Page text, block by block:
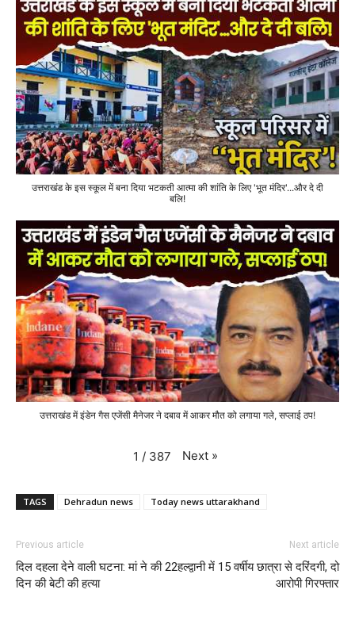
उत्तराखंड के इस स्कूल में बना दिया भटकती आत्मा की शांति के लिए 'भूत मंदिर'...और दे दी
बलि!
उत्तराखंड में इंडेन गैस एजेंसी मैनेजर ने दबाव में आकर मौत को लगाया गले, सप्लाई ठप!
1 / 387 Next »
TAGS Dehradun news Today news uttarakhand
Previous article
दिल दहला देने वाली घटना: मां ने की 22
दिन की बेटी की हत्या
Next article
हल्द्वानी में 15 वर्षीय छात्रा से दरिंदगी, दो
आरोपी गिरफ्तार